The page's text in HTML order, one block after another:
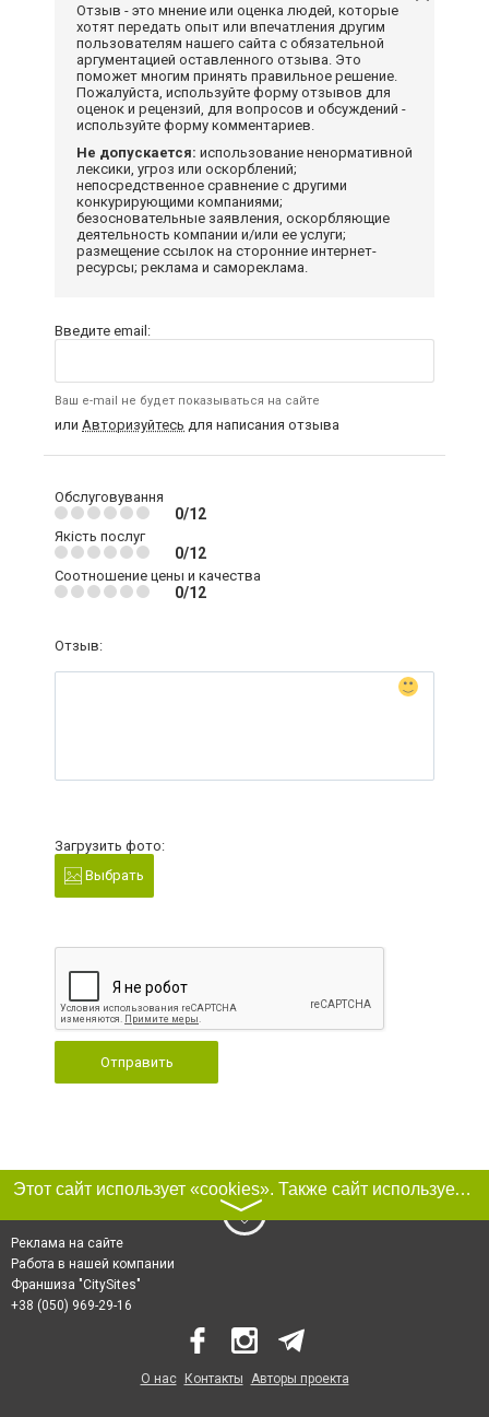
Отзыв - это мнение или оценка людей, которые
хотят передать опыт или впечатления другим
пользователям нашего сайта с обязательной
аргументацией оставленного отзыва. Это
поможет многим принять правильное решение.
Пожалуйста, используйте форму отзывов для
оценок и рецензий, для вопросов и обсуждений -
используйте форму комментариев.
Не допускается: использование ненормативной
лексики, угроз или оскорблений;
непосредственное сравнение с другими
конкурирующими компаниями;
безосновательные заявления, оскорбляющие
деятельность компании и/или ее услуги;
размещение ссылок на сторонние интернет-
ресурсы; реклама и самореклама.
Введите email:
Ваш e-mail не будет показываться на сайте
или Авторизуйтесь для написания отзыва
Обслуговування
0/12
Якість послуг
0/12
Соотношение цены и качества
0/12
Отзыв:
Загрузить фото:
Выбрать
Отправить
Этот сайт использует «cookies». Также сайт использует интернет-сервис для сбора технических данных касательно посетителей с целью получения маркетинговой и статистической информации. Условия обработки данных посетителей сайта см.
〉
Реклама на сайте
Работа в нашей компании
Франшиза "CitySites"
+38 (050) 969-29-16
О нас Контакты Авторы проекта